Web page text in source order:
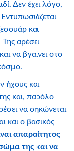
Δεν έχει λόγο,
και
αρέσει
να βγαίνει στο
ήχους και
και, παρόλο
να σηκώνεται
και ο βασικός
απαραίτητος
της και να